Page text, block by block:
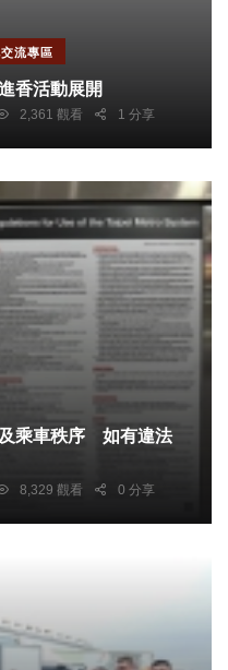
流專區
香活動展開
2,361 觀看 1 分享
乘車秩序 如有違法
8,329 觀看 0 分享